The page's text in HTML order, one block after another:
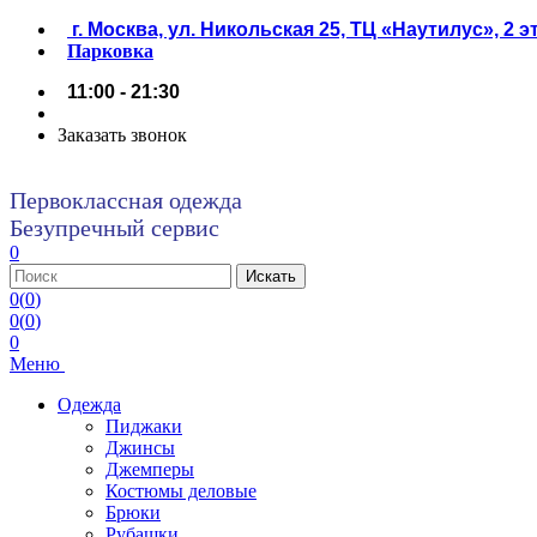
г. Москва, ул. Никольская 25, ТЦ «Наутилус», 2
Парковка
11:00 - 21:30
Заказать звонок
Первоклассная одежда
Безупречный сервис
0
0(0)
0(0)
0
Меню
Одежда
Пиджаки
Джинсы
Джемперы
Костюмы деловые
Брюки